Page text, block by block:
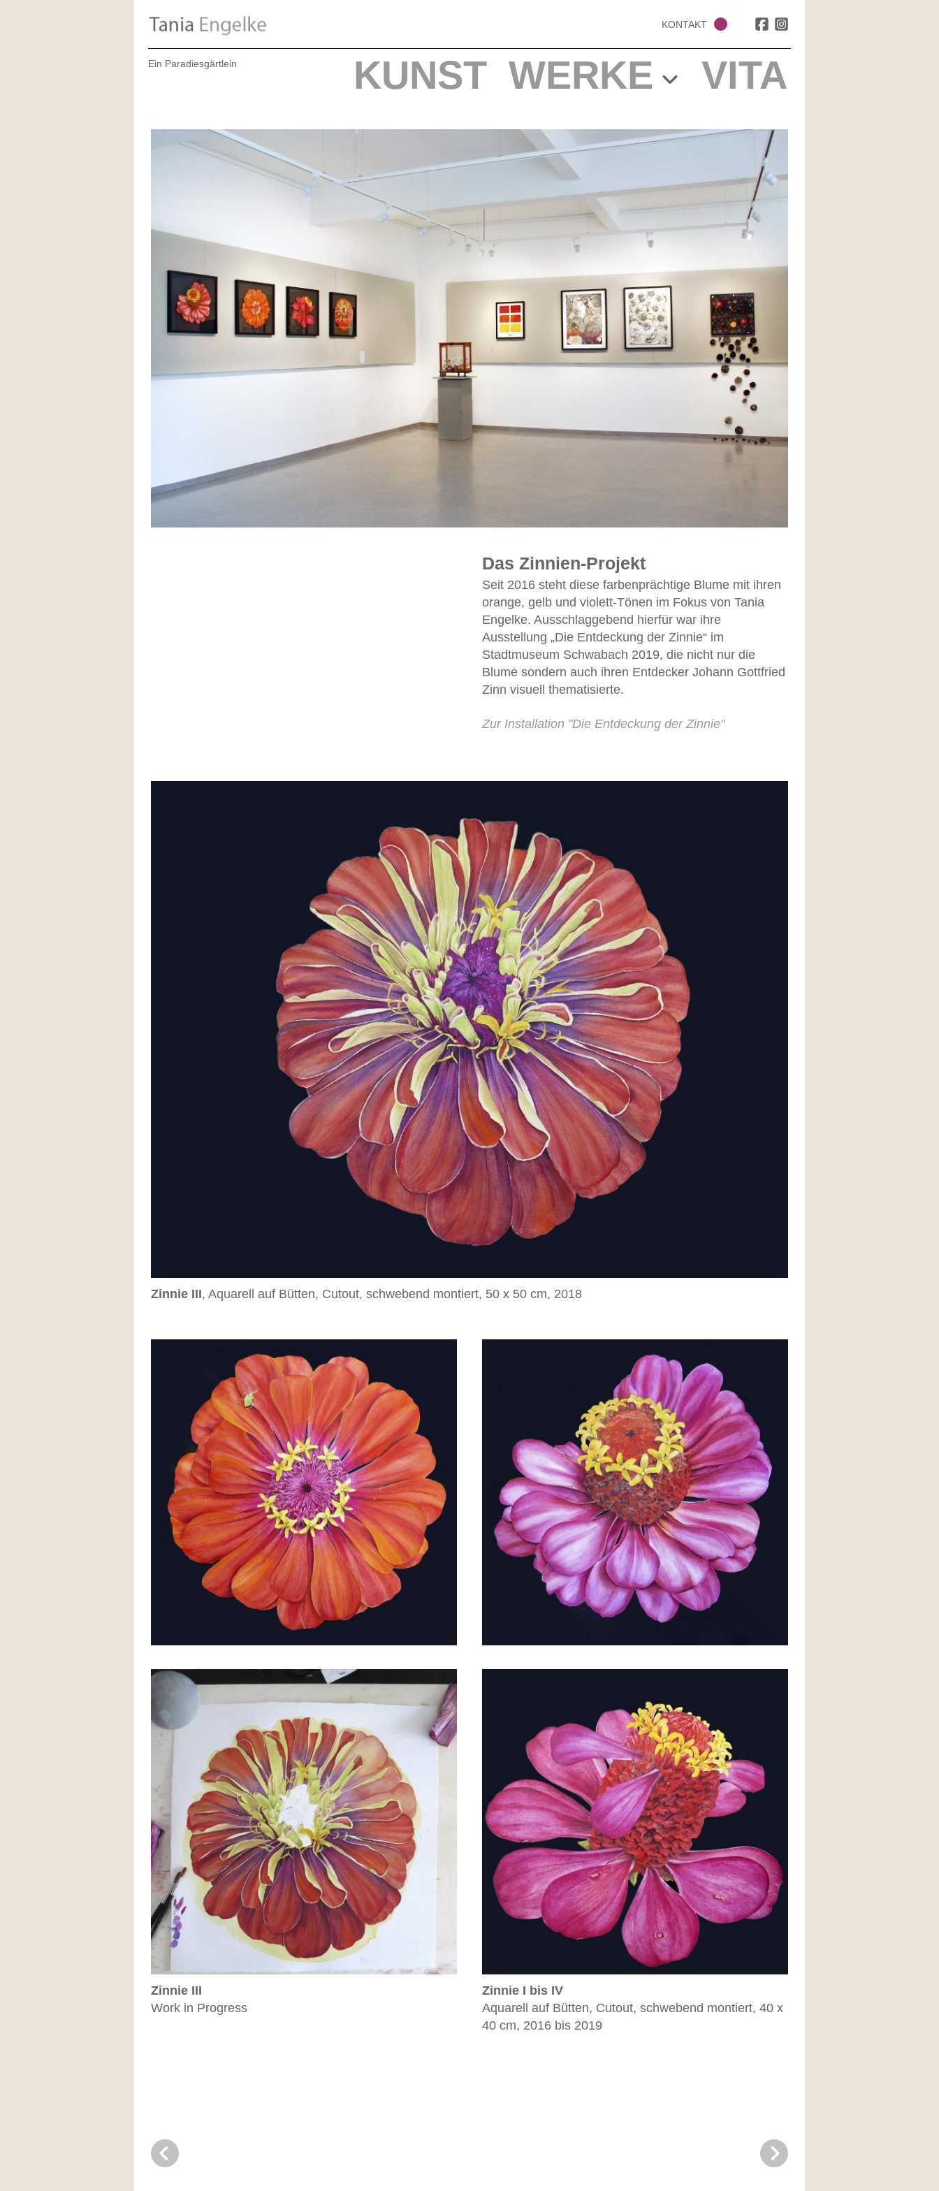
KONTAKT
Ein Paradiesgärtlein KUNST WERKE VITA
Das Zinnien-Projekt
Seit 2016 steht diese farbenprächtige Blume mit ihren
orange, gelb und violett-Tönen im Fokus von Tania
Engelke. Ausschlaggebend hierfür war ihre
Ausstellung „Die Entdeckung der Zinnie“ im
Stadtmuseum Schwabach 2019, die nicht nur die
Blume sondern auch ihren Entdecker Johann Gottfried
Zinn visuell thematisierte.
Zur Installation "Die Entdeckung der Zinnie"
Zinnie III, Aquarell auf Bütten, Cutout, schwebend montiert, 50 x 50 cm, 2018
Zinnie III
Work in Progress
Zinnie I bis IV
Aquarell auf Bütten, Cutout, schwebend montiert, 40 x
40 cm, 2016 bis 2019